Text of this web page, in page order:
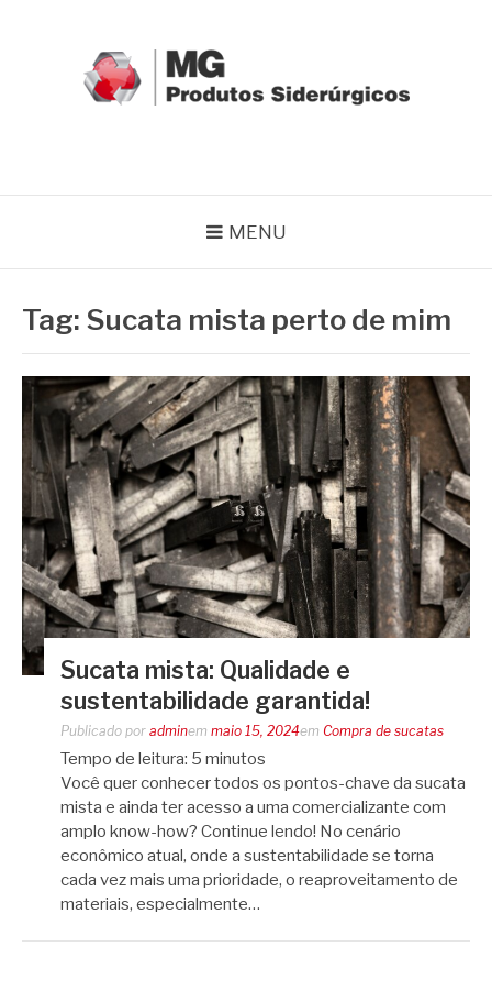
MENU
Tag: Sucata mista perto de mim
Sucata mista: Qualidade e
sustentabilidade garantida!
Publicado por adminem maio 15, 2024em Compra de sucatas
Tempo de leitura: 5 minutos
Você quer conhecer todos os pontos-chave da sucata
mista e ainda ter acesso a uma comercializante com
amplo know-how? Continue lendo! No cenário
econômico atual, onde a sustentabilidade se torna
cada vez mais uma prioridade, o reaproveitamento de
materiais, especialmente…